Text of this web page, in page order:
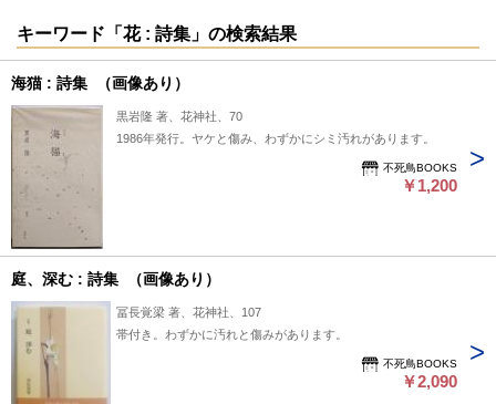
キーワード「花 : 詩集」の検索結果
海猫 : 詩集 （画像あり）
黒岩隆 著、花神社、70
1986年発行。ヤケと傷み、わずかにシミ汚れがあります。
不死鳥BOOKS
￥1,200
庭、深む : 詩集 （画像あり）
冨長覚梁 著、花神社、107
帯付き。わずかに汚れと傷みがあります。
不死鳥BOOKS
￥2,090